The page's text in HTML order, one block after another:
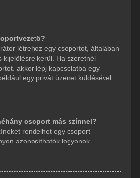
létrehoz egy csoportot, általában
kijelölésre kerül. Ha szeretnél
akkor lépj kapcsolatba egy
egy privát üzenet küldésével.
csoport más színnel?
rendelhet egy csoport
azonosíthatók legyenek.